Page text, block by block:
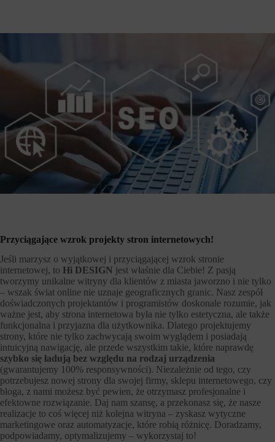
Przyciągające wzrok projekty stron internetowych!
Jeśli marzysz o wyjątkowej i przyciągającej wzrok stronie
internetowej, to Hi DESIGN jest właśnie dla Ciebie! Z pasją
tworzymy unikalne witryny dla klientów z miasta jaworzno i nie tylko
– wszak świat online nie uznaje geograficznych granic. Nasz zespół
doświadczonych projektantów i programistów doskonale rozumie, jak
ważne jest, aby strona internetowa była nie tylko estetyczna, ale także
funkcjonalna i przyjazna dla użytkownika. Dlatego projektujemy
strony, które nie tylko zachwycają swoim wyglądem i posiadają
intuicyjną nawigację, ale przede wszystkim takie, które naprawdę
szybko się ładują bez względu na rodzaj urządzenia
(gwarantujemy 100% responsywności). Niezależnie od tego, czy
potrzebujesz nowej strony dla swojej firmy, sklepu internetowego, czy
bloga, z nami możesz być pewien, że otrzymasz profesjonalne i
efektowne rozwiązanie. Daj nam szansę, a przekonasz się, że nasze
realizacje to coś więcej niż kolejna witryna – zyskasz wytyczne
marketingowe oraz automatyzacje, które robią różnicę. Doradzamy,
podpowiadamy, optymalizujemy – wykorzystaj to!